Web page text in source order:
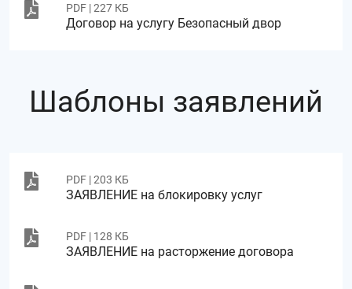
PDF | 227 КБ
Договор на услугу Безопасный двор
Шаблоны заявлений
PDF | 203 КБ
ЗАЯВЛЕНИЕ на блокировку услуг
PDF | 128 КБ
ЗАЯВЛЕНИЕ на расторжение договора